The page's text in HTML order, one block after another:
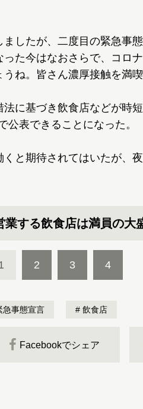
ましたが、二度目の緊急事
た今はなおさらで、コロ
ね。皆さん濃厚接触を満喫
に基づき飲食店などが時
公表できることになった。
と期待されてはいたが、
業する飲食店は満員の大
2 3 4
急事態宣言 飲食店
Facebookでシェア